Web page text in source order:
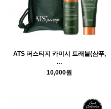
ATS 퍼스티지 카미시 트래블(샴푸,
…
10,000원